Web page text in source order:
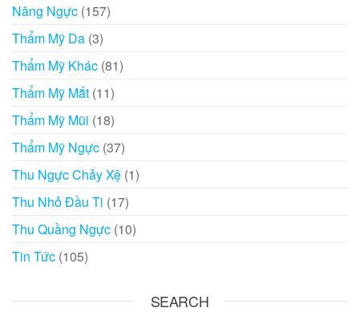
Nâng Ngực (157)
Thẩm Mỹ Da (3)
Thẩm Mỹ Khác (81)
Thẩm Mỹ Mắt (11)
Thẩm Mỹ Mũi (18)
Thẩm Mỹ Ngực (37)
Thu Ngực Chảy Xệ (1)
Thu Nhỏ Đầu Ti (17)
Thu Quầng Ngực (10)
Tin Tức (105)
SEARCH